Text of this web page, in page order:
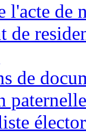
l'acte de
de
de
paternelle